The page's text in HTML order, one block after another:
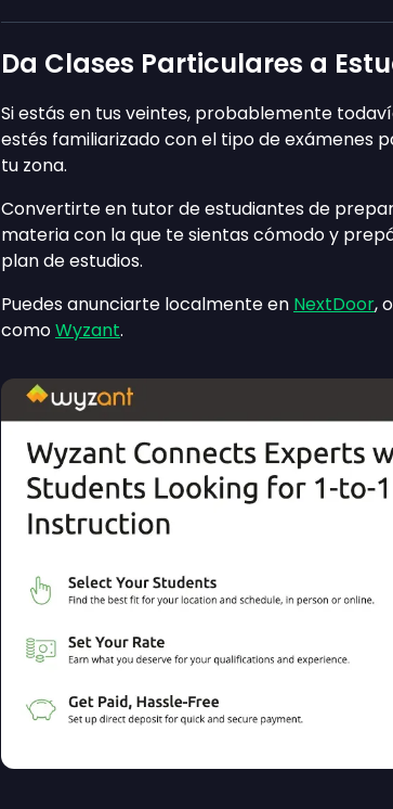
Da Clases Particulares a
Si estás en tus veintes, probablemente
estés familiarizado con el tipo de exámenes
tu zona.
Convertirte en tutor de estudiantes de
materia con la que te sientas cómodo y
plan de estudios.
Puedes anunciarte localmente en NextDoor,
comoWyzant.